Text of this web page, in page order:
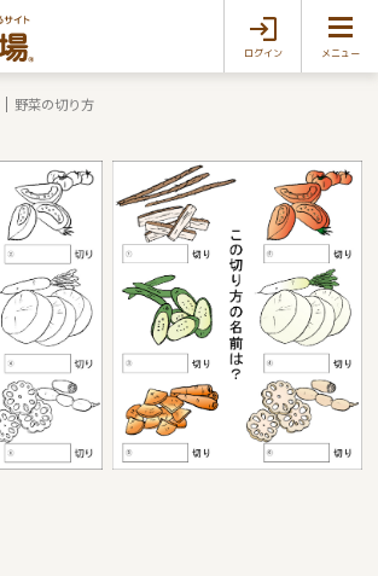
ログイン メニュー
野菜の切り方